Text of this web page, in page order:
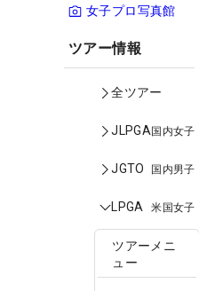
女子プロ写真館
ツアー情報
全ツアー
JLPGA国内女子
JGTO 国内男子
LPGA 米国女子
ツアーメニ
ュー